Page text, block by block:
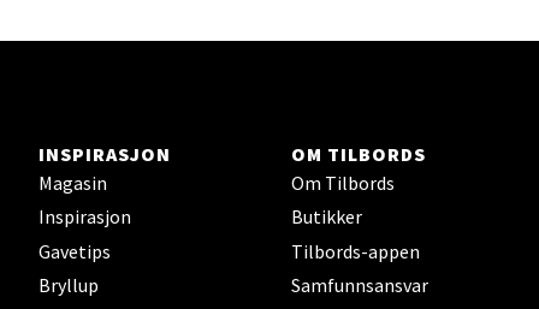
INSPIRASJON
Magasin
Inspirasjon
Gavetips
Bryllup
OM TILBORDS
Om Tilbords
Butikker
Tilbords-appen
Samfunnsansvar
Steinkjer - Thon Senter Steinkjer
Sjøfartsgata 2, 7714 Steinkjer
Åpent i dag 10-18